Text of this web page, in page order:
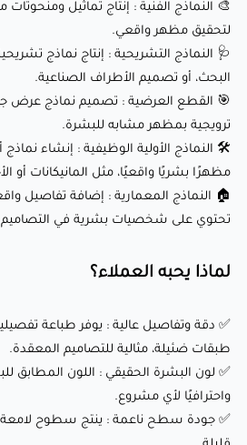
لماذا يحبه العملاء؟
✅ دقة وتفاصيل عالية : يوفر طباعة
طبقات ضئيلة، مثالية للتصاميم المعقدة.
✅ لون البشرة الحقيقي : اللون
واقعيًا واحترافيًا لأي مشروع.
✅ جودة سطح ناعمة : ينتج سطوح
نهائية قليلة.
والطابعات التي تعتمد على الأشعة فوق
✅ نتائج موثوقة : معروف بأدائه
وخواص علاجه الموثوقة، مما يضمن
مرة.
🎨 النماذج الفنية : إنتاج تماثيل
لتحقيق مظهر واقعي.
🩺 النماذج التشريحية : إنتاج نماذج
البحث، أو تصميم الأطراف الصناعية.
🎯 القطع العرضية : تصميم نماذج عرض
ترويجية بمظهر مشابه للبشرة.
🛠️ النماذج الأولية الوظيفية : إنشاء نماذج
مظهرًا بشريًا واقعيًا، مثل المانيكانات أو
🏠 النماذج المعمارية : إضافة تفاصيل
تحتوي على شخصيات بشرية في التصاميم
لماذا يحبه العملاء؟
✅ دقة وتفاصيل عالية : يوفر طباعة
طبقات ضئيلة، مثالية للتصاميم المعقدة.
✅ لون البشرة الحقيقي : اللون المطابق
واحترافيًا لأي مشروع.
✅ جودة سطح ناعمة : ينتج سطوح لامعة